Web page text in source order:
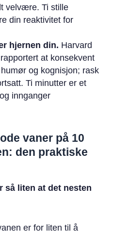
velvære. Ti stille
din reaktivitet for
hjernen din. Harvard
at konsekvent
og kognisjon; rask
Ti minutter er et
innganger
vaner på 10
den praktiske
så liten at det nesten
er for liten til å